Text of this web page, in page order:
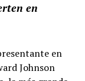
en
en
Johnson